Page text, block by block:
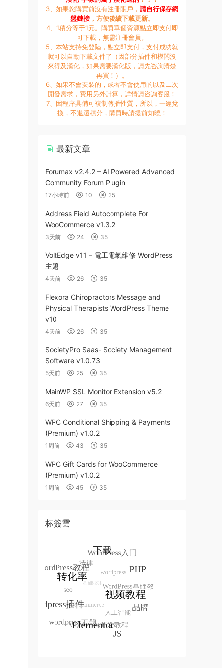
3、如果您購買前沒有注冊賬戶， 請自行保存網
盤鏈接，方便後續下載更新。
4、1積分等于1元。購買單個資源點立即支付即
可下載，無需注冊會員。
5、本站支持免登陸，點立即支付，支付成功就
就可以自動下載文件了（因部分插件和模闆沒
來得及漢化，如果需要漢化版，請先咨詢清楚
再買！）。
6、如果不會安裝的，或者不會使用的以及二次
開發需求，費用另外計算，詳情請咨詢客服！
7、因程序具備可複制傳播性質，所以，一經兌
換，不退還積分，購買時請提前知曉！
最新文章
Forumax v2.4.2 – AI Powered Advanced
Community Forum Plugin
17小時前 10 35
Address Field Autocomplete For
WooCommerce v1.3.2
3天前 24 35
VoltEdge v11 – 電工電氣維修 WordPress
主題
4天前 26 35
Flexora Chiropractors Message and
Physical Therapists WordPress Theme
v10
4天前 26 35
SocietyPro Saas- Society Management
Software v1.0.73
5天前 25 35
MainWP SSL Monitor Extension v5.2
6天前 27 35
WPC Conditional Shipping & Payments
(Premium) v1.0.2
1周前 43 35
WPC Gift Cards for WooCommerce
(Premium) v1.0.2
1周前 45 35
标簽雲